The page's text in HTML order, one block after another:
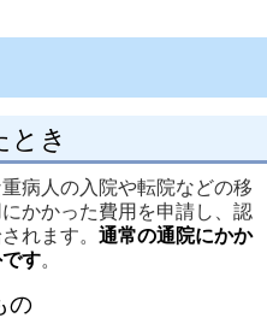
とき
病人の入院や転院などの移
かかった費用を申請し、認
れます。 通常の通院にかか
す。
の